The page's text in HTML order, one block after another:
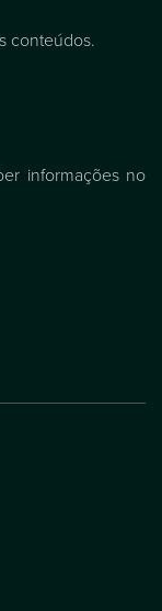
conteúdos.
informações no